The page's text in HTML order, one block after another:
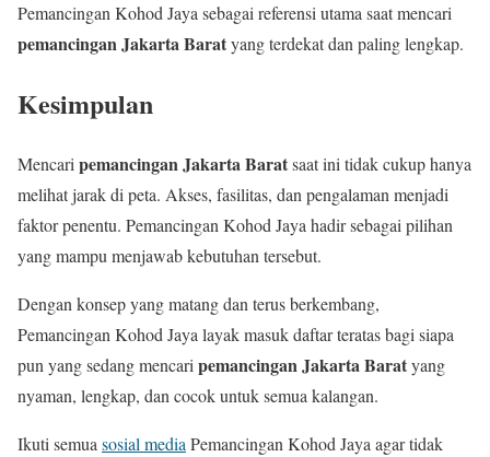
Pemancingan Kohod Jaya sebagai referensi utama saat mencari
pemancingan Jakarta Baratyang terdekat dan paling lengkap.
Kesimpulan
Mencari pemancingan Jakarta Baratsaat ini tidak cukup hanya
melihat jarak di peta. Akses, fasilitas, dan pengalaman menjadi
faktor penentu. Pemancingan Kohod Jaya hadir sebagai pilihan
yang mampu menjawab kebutuhan tersebut.
Dengan konsep yang matang dan terus berkembang,
Pemancingan Kohod Jaya layak masuk daftar teratas bagi siapa
pun yang sedang mencari pemancingan Jakarta Baratyang
nyaman, lengkap, dan cocok untuk semua kalangan.
Ikuti semua sosial media Pemancingan Kohod Jaya agar tidak